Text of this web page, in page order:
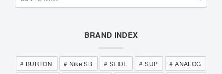
BRAND INDEX
BURTON Nike SB SLIDE SUP
ANALOG